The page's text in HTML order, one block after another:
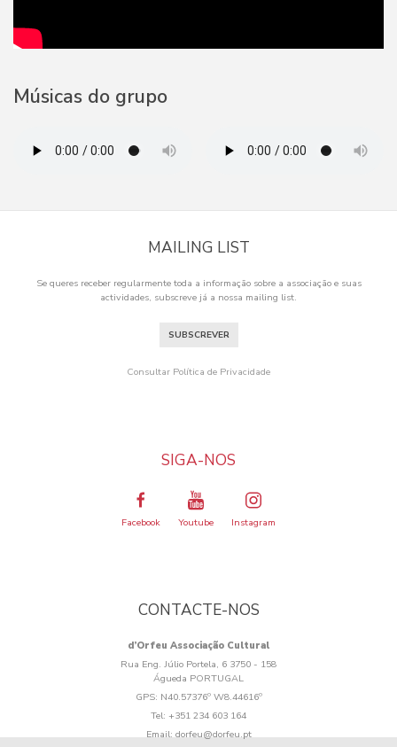
Músicas do grupo
MAILING LIST
Se queres receber regularmente toda a informação sobre a associação e suas
actividades, subscreve já a nossa mailing list.
SUBSCREVER
Consultar Política de Privacidade
SIGA-NOS
Facebook Youtube Instagram
CONTACTE-NOS
d’Orfeu Associação Cultural
Rua Eng. Júlio Portela, 6 3750 - 158
Águeda PORTUGAL
GPS: N40.57376º W8.44616º
Tel: +351 234 603 164
Email:dorfeu@dorfeu.pt